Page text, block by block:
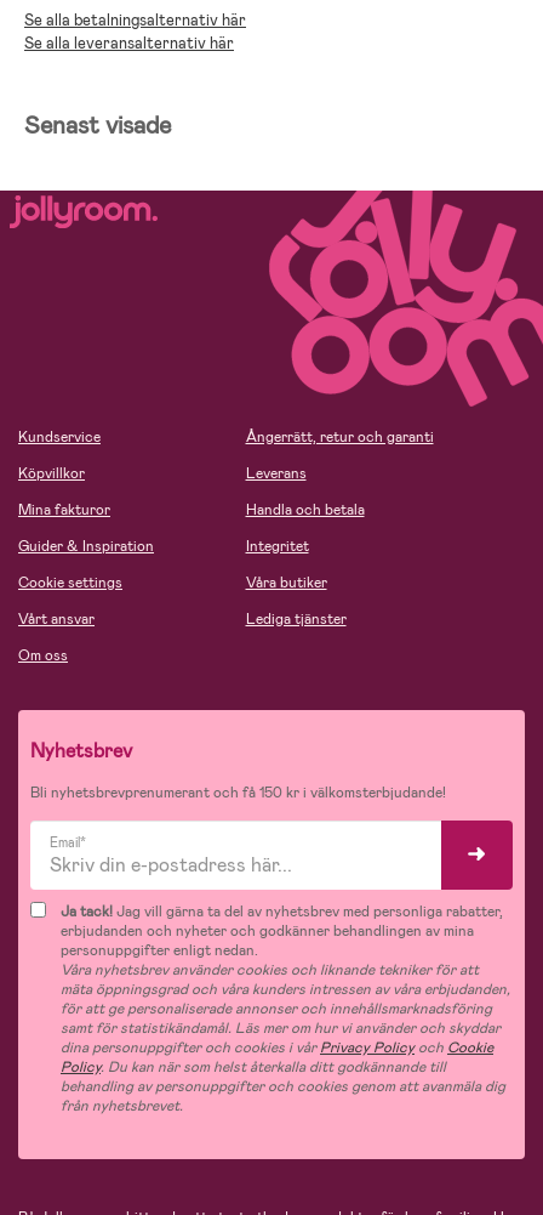
Se alla betalningsalternativ här
Se alla leveransalternativ här
Senast visade
Kundservice
Köpvillkor
Mina fakturor
Guider & Inspiration
Cookie settings
Vårt ansvar
Om oss
Ångerrätt, retur och garanti
Leverans
Handla och betala
Integritet
Våra butiker
Lediga tjänster
Nyhetsbrev
Bli nyhetsbrevprenumerant och få 150 kr i välkomsterbjudande!
Email*
Ja tack!Jag vill gärna ta del av nyhetsbrev med personliga rabatter,
erbjudanden och nyheter och godkänner behandlingen av mina
personuppgifter enligt nedan.
Våra nyhetsbrev använder cookies och liknande tekniker för att
mäta öppningsgrad och våra kunders intressen av våra erbjudanden,
för att ge personaliserade annonser och innehållsmarknadsföring
samt för statistikändamål. Läs mer om hur vi använder och skyddar
dina personuppgifter och cookies i vårPrivacy Policyoch Cookie
Policy. Du kan när som helst återkalla ditt godkännande till
behandling av personuppgifter och cookies genom att avanmäla dig
från nyhetsbrevet.